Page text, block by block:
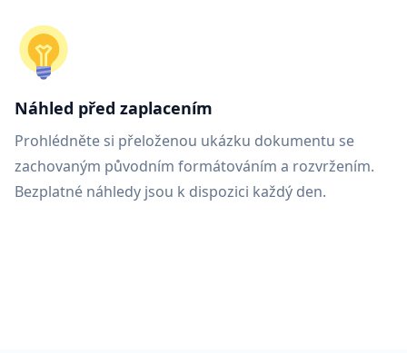
Náhled před zaplacením
Prohlédněte si přeloženou ukázku dokumentu se
zachovaným původním formátováním a rozvržením.
Bezplatné náhledy jsou k dispozici každý den.